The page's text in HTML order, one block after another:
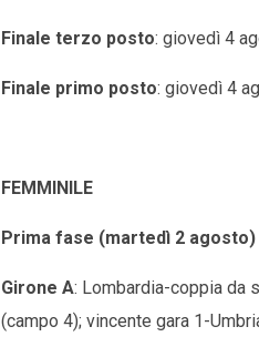
Finale terzo posto: giovedì 4
Finale primo posto: giovedì 4
FEMMINILE
Prima fase (martedì 2 agosto)
Girone A: Lombardia-coppia da
(campo 4); vincente gara 1-